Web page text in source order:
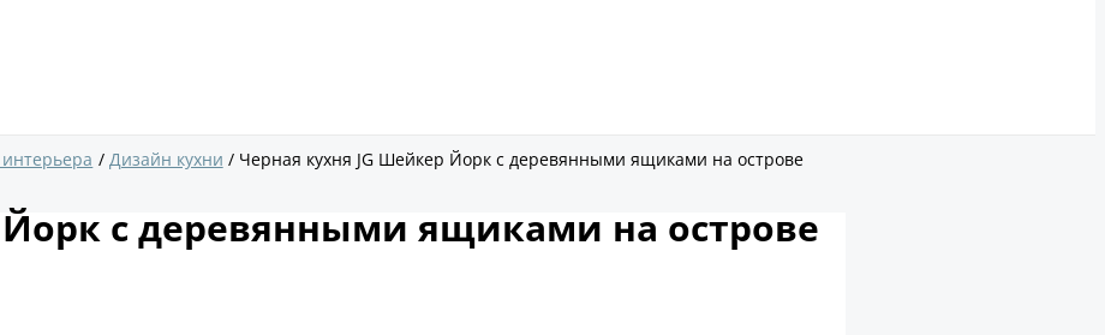
Дизайн кухни Черная кухня JG Шейкер Йорк с деревянными ящиками на острове
с деревянными ящиками на острове